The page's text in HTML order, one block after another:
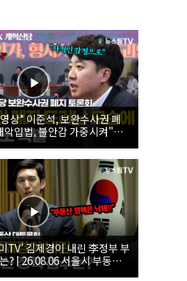
상* 이준석, 보완수사권 폐
입법, 불안감 가중시켜"｜
보완수사권 폐지 토론회
TV' 김제경이 내린 李정부 부
? | 26.08.06 서울시 부동산